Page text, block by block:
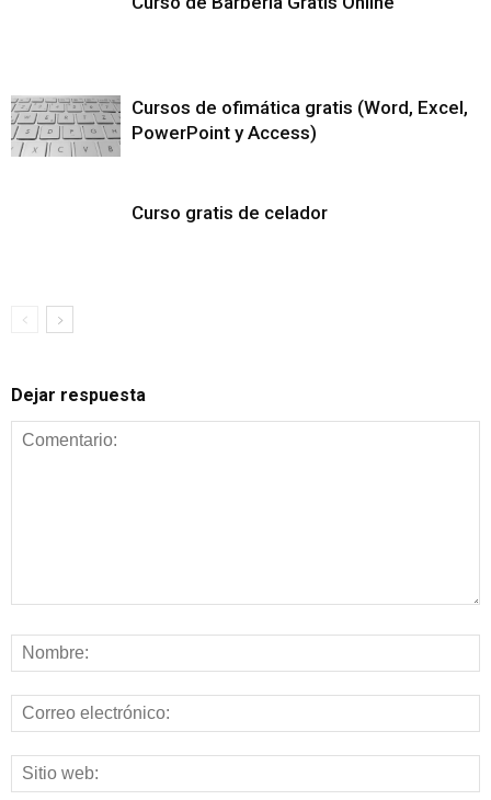
Cursos de ofimática gratis (Word, Excel,
PowerPoint y Access)
Curso gratis de celador
Dejar respuesta